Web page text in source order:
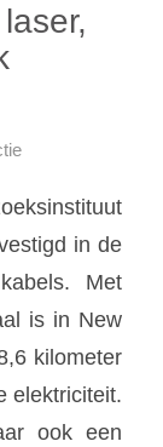
in de
Met
is in New
kilometer
elektriciteit.
ook een